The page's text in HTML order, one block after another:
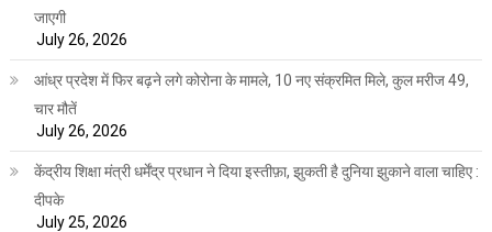
जाएगी
July 26, 2026
आंध्र प्रदेश में फिर बढ़ने लगे कोरोना के मामले, 10 नए संक्रमित मिले, कुल मरीज 49,
चार मौतें
July 26, 2026
केंद्रीय शिक्षा मंत्री धर्मेंद्र प्रधान ने दिया इस्तीफ़ा, झुकती है दुनिया झुकाने वाला चाहिए :
दीपके
July 25, 2026